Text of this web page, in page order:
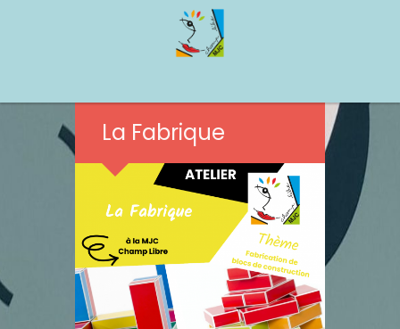
La Fabrique